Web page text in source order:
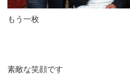
もう一枚
素敵な笑顔です